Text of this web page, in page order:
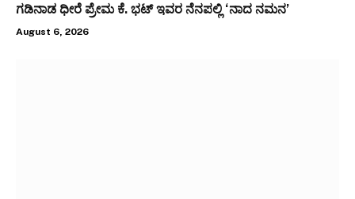
ಗಡಿನಾಡ ಧೀರೆ ಪ್ರೇಮ ಕೆ. ಭಟ್ ಇವರ ನೆನಪಲ್ಲಿ ‘ನಾದ ನಮನ’
August 6, 2026